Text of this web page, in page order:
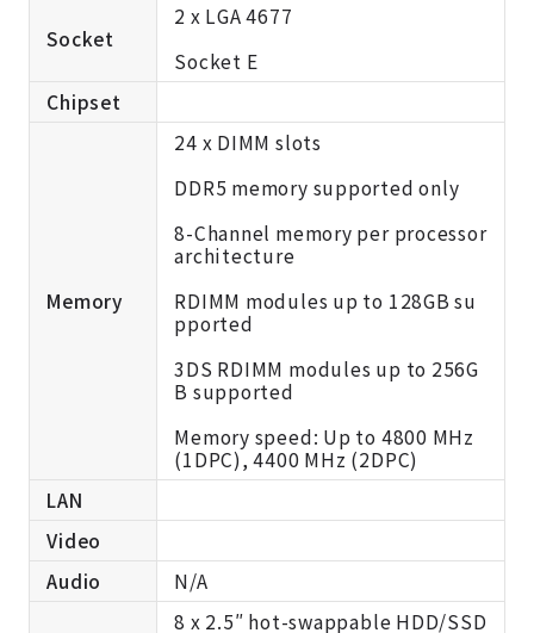
Socket
2 x LGA 4677
Socket E
Chipset
Memory
24 x DIMM slots
DDR5 memory supported only
8-Channel memory per processor
architecture
RDIMM modules up to 128GB su
pported
3DS RDIMM modules up to 256G
B supported
Memory speed: Up to 4800 MHz
(1DPC), 4400 MHz (2DPC)
LAN
Video
Audio
N/A
8 x 2.5″ hot-swappable HDD/SSD